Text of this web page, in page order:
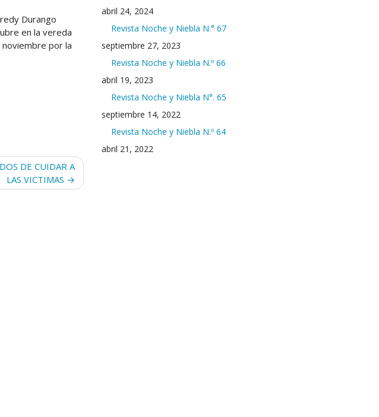
Durango
en la vereda
por la
DE CUIDAR A
LAS VICTIMAS
abril 24, 2024
Revista Noche y Niebla N.° 67
septiembre 27, 2023
Revista Noche y Niebla N.º 66
abril 19, 2023
Revista Noche y Niebla N°. 65
septiembre 14, 2022
Revista Noche y Niebla N.º 64
abril 21, 2022